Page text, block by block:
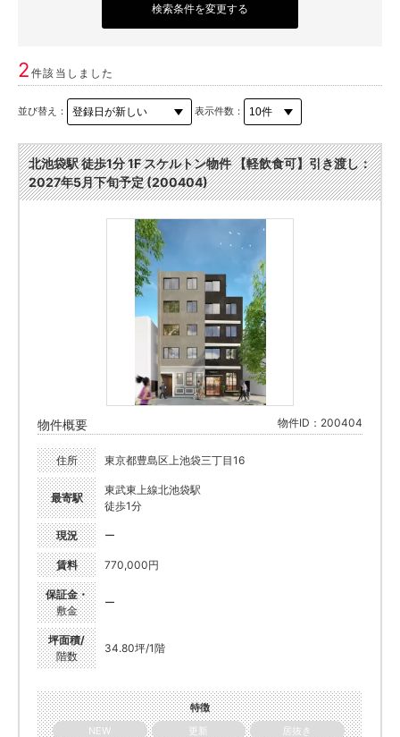
検索条件を変更する
2件該当しました
並び替え： 表示件数：
北池袋駅 徒歩1分 1F スケルトン物件 【軽飲食可】引き渡し：
2027年5⽉下旬予定 (200404)
物件概要 物件ID：200404
住所 東京都豊島区上池袋三丁目16
最寄駅
東武東上線北池袋駅
徒歩1分
現況 ー
賃料 770,000円
保証金・
敷金
ー
坪面積/
階数
34.80坪/1階
特徴
NEW
更新
居抜き